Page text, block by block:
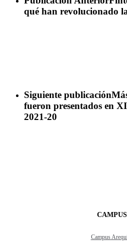
qué han revolucionado
Siguiente publicación
fueron presentados en
2021-20
CAMPUS
Campus